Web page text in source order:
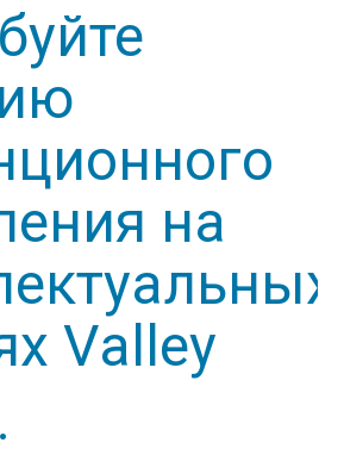
на
Valley
.